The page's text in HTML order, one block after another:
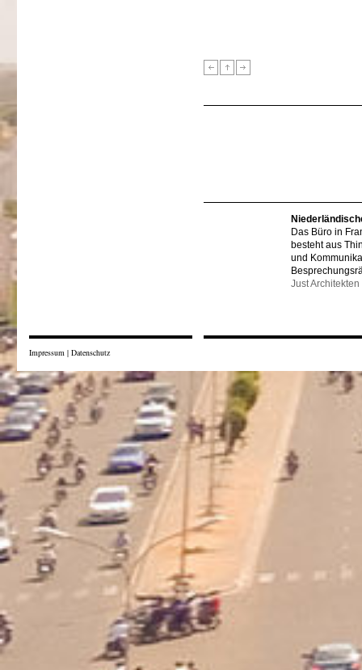
Das Büro in
besteht aus
und
Just Architekten
Impressum | Datenschutz